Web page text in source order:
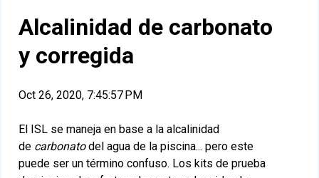
Alcalinidad de carbonato
y corregida
Oct 26, 2020, 7:45:57 PM
El ISL se maneja en base a la alcalinidad
de carbonatodel agua de la piscina... pero este
puede ser un término confuso. Los kits de prueba